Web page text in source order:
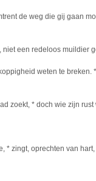
de weg die gij gaan
niet een redeloos muildier
weten te breken.
zoekt, * doch wie zijn rust
* zingt, oprechten van